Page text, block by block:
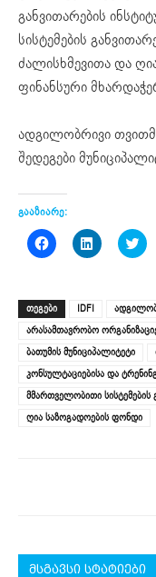
განვითარების
სისტემების
ძალისხმევითა და
ფინანსური
ადგილობრივი
შედეგები
გააზიარე:
Click
to
(Opens
in
new
window)
Click
to
new
window)
to
in
ᲗᲔᲒᲔᲑᲘ IDFI
არასამთავრობო
ბათუმის მუნიციპალიტეტი
კონსულტაციებისა და
მმართველობითი სისტემების
ღია საზოგადოების ფონდი
მსგავსი სტატიები